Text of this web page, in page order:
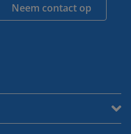
Neem contact op